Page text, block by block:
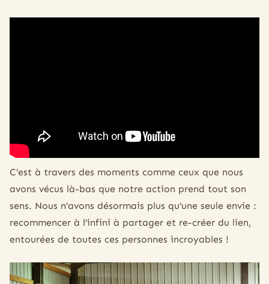
C’est à travers des moments comme ceux que nous
avons vécus là-bas que notre action prend tout son
sens. Nous n’avons désormais plus qu’une seule envie :
recommencer à l’infini à partager et re-créer du lien,
entourées de toutes ces personnes incroyables !